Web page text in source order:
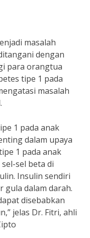
masalah
dengan
para orangtua
tipe 1 pada
masalah
1 pada anak
dalam upaya
1 pada anak
sel beta di
Insulin sendiri
dalam darah.
disebabkan
jelas Dr. Fitri, ahli